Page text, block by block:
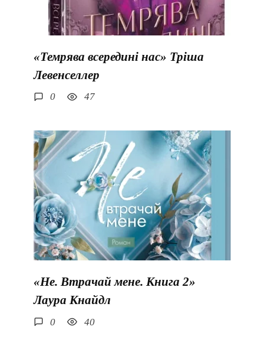
«Темрява всередині нас» Тріша
Левенселлер
0 47
«Не. Втрачай мене. Книга 2»
Лаура Кнайдл
0 40